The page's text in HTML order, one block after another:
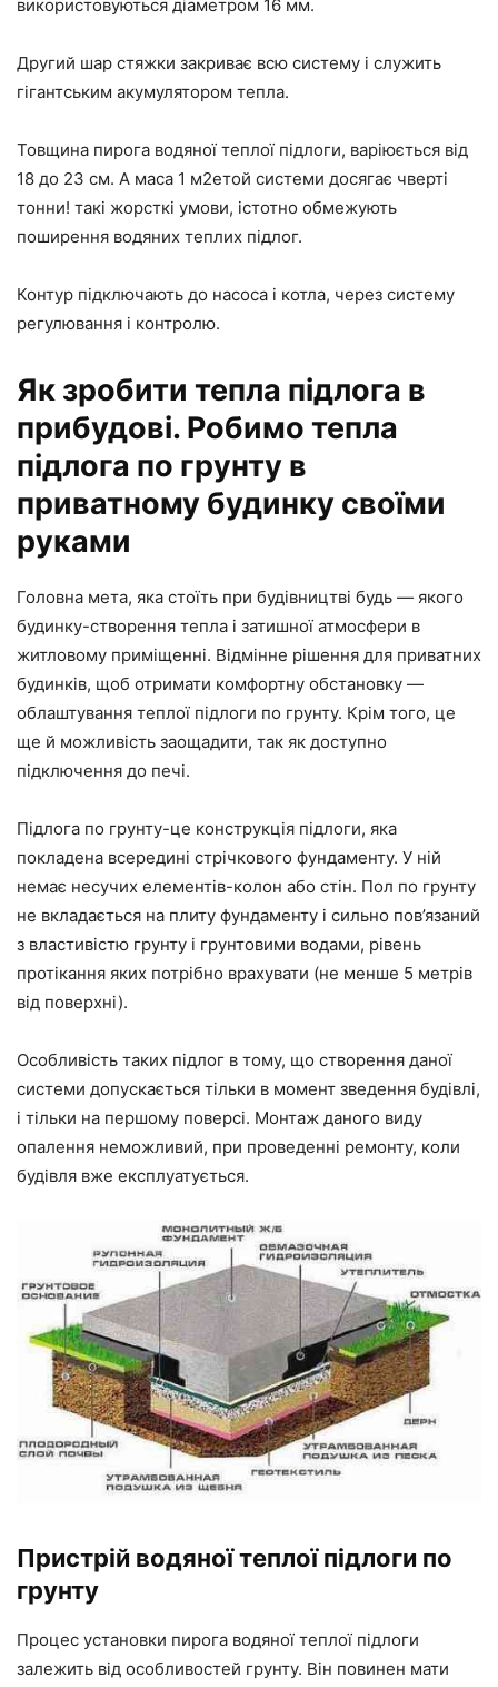
використовуються діаметром 16 мм.
Другий шар стяжки закриває всю систему і служить
гігантським акумулятором тепла.
Товщина пирога водяної теплої підлоги, варіюється від
18 до 23 см. А маса 1 м2етой системи досягає чверті
тонни! такі жорсткі умови, істотно обмежують
поширення водяних теплих підлог.
Контур підключають до насоса і котла, через систему
регулювання і контролю.
Як зробити тепла підлога в
прибудові. Робимо тепла
підлога по грунту в
приватному будинку своїми
руками
Головна мета, яка стоїть при будівництві будь — якого
будинку-створення тепла і затишної атмосфери в
житловому приміщенні. Відмінне рішення для приватних
будинків, щоб отримати комфортну обстановку —
облаштування теплої підлоги по грунту. Крім того, це
ще й можливість заощадити, так як доступно
підключення до печі.
Підлога по грунту-це конструкція підлоги, яка
покладена всередині стрічкового фундаменту. У ній
немає несучих елементів-колон або стін. Пол по грунту
не вкладається на плиту фундаменту і сильно пов’язаний
з властивістю грунту і грунтовими водами, рівень
протікання яких потрібно врахувати (не менше 5 метрів
від поверхні).
Особливість таких підлог в тому, що створення даної
системи допускається тільки в момент зведення будівлі,
і тільки на першому поверсі. Монтаж даного виду
опалення неможливий, при проведенні ремонту, коли
будівля вже експлуатується.
Пристрій водяної теплої підлоги по
грунту
Процес установки пирога водяної теплої підлоги
залежить від особливостей грунту. Він повинен мати